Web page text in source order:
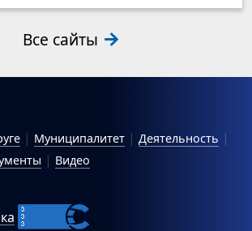
Все сайты
Муниципалитет
Деятельность
Видео